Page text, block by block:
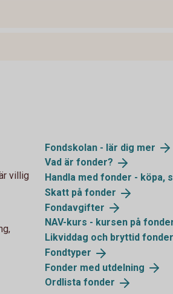
villig
Fondskolan - lär dig mer
Vad är fonder?
Handla med fonder - köpa,
Skatt på fonder
Fondavgifter
NAV-kurs - kursen på
Likviddag och bryttid fonder
Fondtyper
Fonder med utdelning
Ordlista fonder